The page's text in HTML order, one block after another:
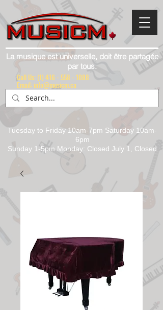
La musique est universelle, doit être partagée
par tous.
Tuesday to Friday 10am-7pm Saturday 10am-
6pm
Sunday 1-5pm Monday: Closed July 1, Closed
Call Us: (1) 416 - 558 - 1088
Email: info@musicm.ca